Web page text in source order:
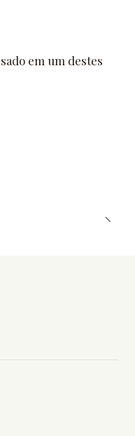
em um destes